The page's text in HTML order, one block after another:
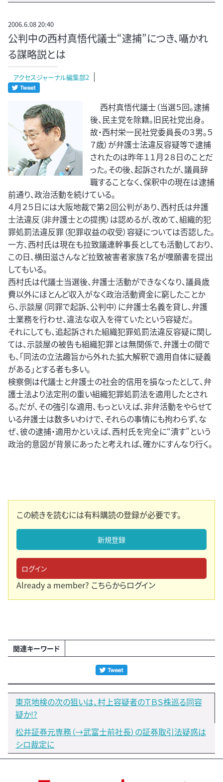
2006.6.08 20:40
公判中の西村真悟代議士“逮捕”につき、囁かれ
る謀略説とは
アクセスジャーナル編集部2
西村真悟代議士（当選５回。逮捕
後、民主党を除籍。旧民社党出身。
故・西村栄一民社党委員長の３男。５
７歳）が弁護士法違反容疑等で逮捕
されたのは昨年１１月２８日のことだ
った。その後、起訴されたが、議員辞
職することなく、保釈中の現在は逮捕
前通り、政治活動を続けている。
４月２５日には大阪地裁で第２回公判があり、西村氏は弁護
士法違反（非弁護士との提携）は認めるが、改めて、組織的犯
罪処罰法違反罪（犯罪収益の収受）容疑については否認した。
一方、西村氏は現在も拉致議連幹事長としても活動しており、
この日、横田滋さんなど拉致被害者家族７名が嘆願書を提出
してもいる。
西村氏は代議士当選後、弁護士活動ができなくなり、議員歳
費以外にほとんど収入がなく政治活動資金に窮したことか
ら、示談屋（同罪で起訴、公判中）に弁護士名義を貸し、弁護
士業務を行わせ、違法な収入を得ていたという容疑だ。
それにしても、追起訴された組織犯罪処罰法違反容疑に関し
ては、示談屋の被告も組織犯罪とは無関係で、弁護士の間で
も、「同法の立法趣旨から外れた拡大解釈で適用自体に疑義
がある」とする者も多い。
検察側は代議士と弁護士の社会的信用を損なったとして、弁
護士法より法定刑の重い組織犯罪処罰法を適用したとされ
る。だが、その強引な適用、もっといえば、非弁活動をやらせて
いる弁護士は数多いわけで、それらの事情にも拘わらず、な
ぜ、彼の逮捕・適用かといえば、西村氏を完全に“潰す”という
政治的意図が背景にあったと考えれば、確かにすんなり行く。
この続きを読むには有料購読の登録が必要です。
新規登録
ログイン
Already a member? こちらからログイン
関連キーワード
東京地検の次の狙いは、村上容疑者のＴＢＳ株巡る同容
疑か!?
松井証券元専務（→武富士前社長）の証券取引法疑惑は
シロ裁定に